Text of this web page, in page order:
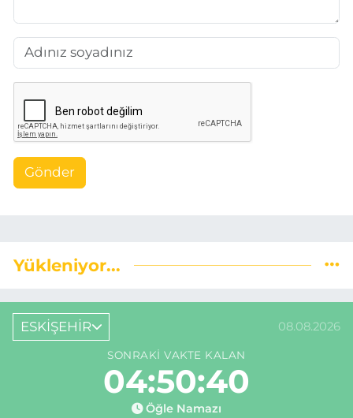
Gönder
Yükleniyor...
ESKİŞEHİR 08.08.2026
SONRAKI VAKTE KALAN
04:50:39
Öğle Namazı